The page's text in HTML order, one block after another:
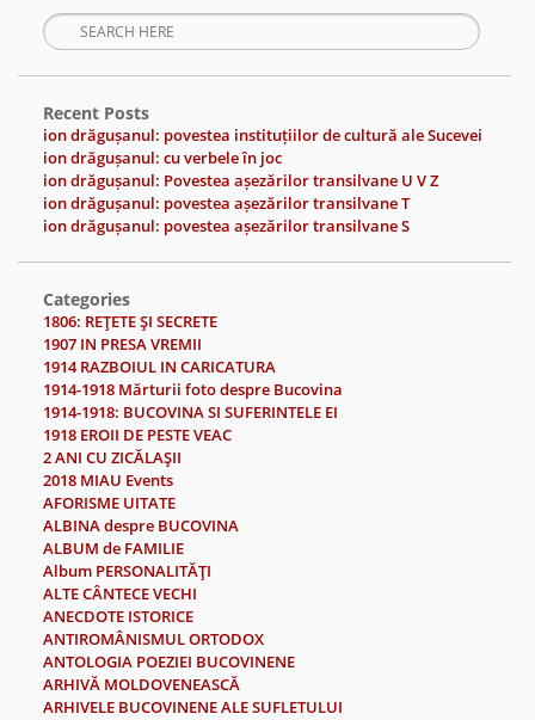
Recent Posts
ion drăgușanul: povestea instituțiilor de cultură ale Sucevei
ion drăgușanul: cu verbele în joc
ion drăgușanul: Povestea așezărilor transilvane U V Z
ion drăgușanul: povestea așezărilor transilvane T
ion drăgușanul: povestea așezărilor transilvane S
Categories
1806: REŢETE ŞI SECRETE
1907 IN PRESA VREMII
1914 RAZBOIUL IN CARICATURA
1914-1918 Mărturii foto despre Bucovina
1914-1918: BUCOVINA SI SUFERINTELE EI
1918 EROII DE PESTE VEAC
2 ANI CU ZICĂLAŞII
2018 MIAU Events
AFORISME UITATE
ALBINA despre BUCOVINA
ALBUM de FAMILIE
Album PERSONALITĂŢI
ALTE CÂNTECE VECHI
ANECDOTE ISTORICE
ANTIROMÂNISMUL ORTODOX
ANTOLOGIA POEZIEI BUCOVINENE
ARHIVĂ MOLDOVENEASCĂ
ARHIVELE BUCOVINENE ALE SUFLETULUI